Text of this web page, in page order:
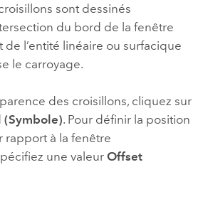
sont dessinés
du bord de la fenêtre
l’entité linéaire ou surfacique
le carroyage.
des croisillons, cliquez sur
(Symbole). Pour définir la position
rapport à la fenêtre
une valeur Offset